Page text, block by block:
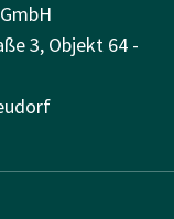
3, Objekt 64 -